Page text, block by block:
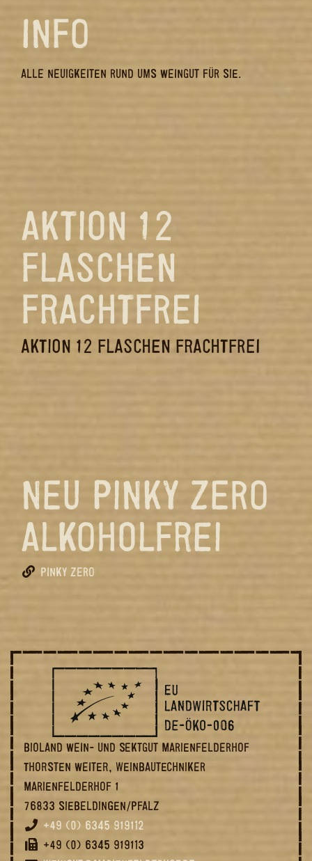
INFO
ALLE NEUIGKEITEN RUND UMS WEINGUT FÜR SIE.
AKTION 12
FLASCHEN
FRACHTFREI
AKTION 12 FLASCHEN FRACHTFREI
NEU PINKY ZERO
ALKOHOLFREI
PINKY ZERO
BIOLAND WEIN- UND SEKTGUT MARIENFELDERHOF
THORSTEN WEITER, WEINBAUTECHNIKER
MARIENFELDERHOF 1
76833 SIEBELDINGEN/PFALZ
+49 (0) 6345 919112
+49 (0) 6345 919113